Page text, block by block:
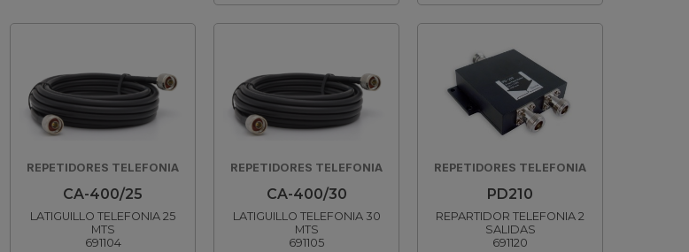
REPETIDORES TELEFONIA
CA-400/25
LATIGUILLO TELEFONIA 25
MTS
691104
REPETIDORES TELEFONIA
CA-400/30
LATIGUILLO TELEFONIA 30
MTS
691105
REPETIDORES TELEFONIA
PD210
REPARTIDOR TELEFONIA 2
SALIDAS
691120